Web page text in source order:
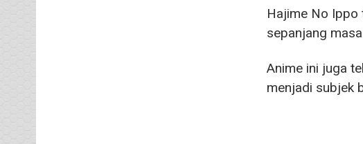
Hajime No Ippo
sepanjang
Anime ini juga
menjadi subjek